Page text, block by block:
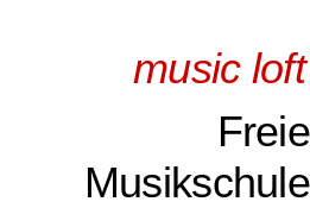
music loft
Freie
Musikschule